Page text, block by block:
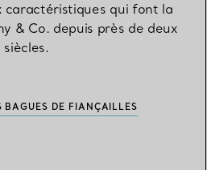
caractéristiques qui font la
& Co. depuis près de deux
siècles.
BAGUES DE FIANÇAILLES